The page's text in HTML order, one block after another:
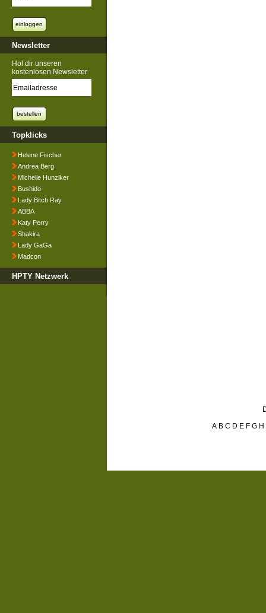
Newsletter
Hol dir unseren
kostenlosen Newsletter
Topklicks
Helene Fischer
Andrea Berg
Michelle Hunziker
Bushido
Lady Bitch Ray
ABBA
Katy Perry
Shakira
Lady GaGa
Madcon
HPTY Netzwerk
A B C D E F G H